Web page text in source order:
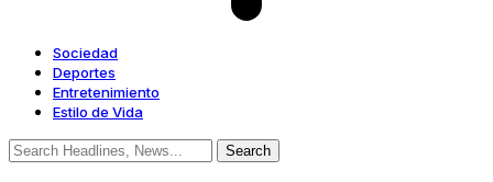
Sociedad
Deportes
Entretenimiento
Estilo de Vida